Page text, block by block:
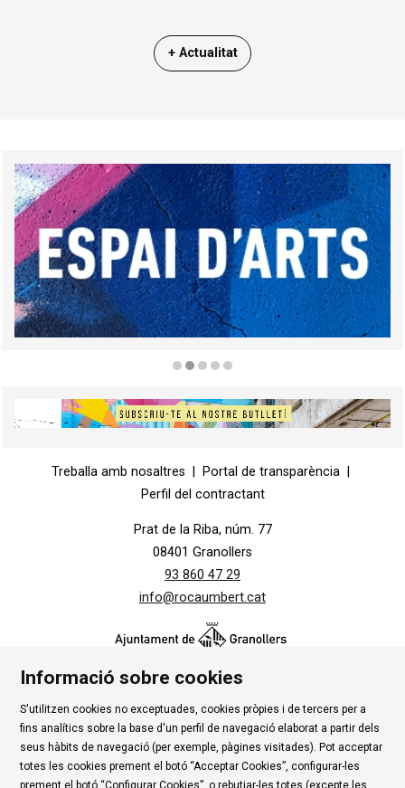
+ Actualitat
Treballa amb nosaltres
Portal de transparència
Perfil del contractant
Prat de la Riba, núm. 77
08401 Granollers
93 860 47 29
info@rocaumbert.cat
Contacte | Instància Genèrica | Alta Tercers
|
Ús de Cookies
| Política de privadesa | Avís Legal
|
Condicions d'ús Roca Umbert
Informació sobre cookies
S'utilitzen cookies no exceptuades, cookies pròpies i de tercers per a
fins analítics sobre la base d'un perfil de navegació elaborat a partir dels
seus hàbits de navegació (per exemple, pàgines visitades). Pot acceptar
totes les cookies prement el botó “Acceptar Cookies”, configurar-les
prement el botó “Configurar Cookies”, o rebutjar-les totes (excepte les